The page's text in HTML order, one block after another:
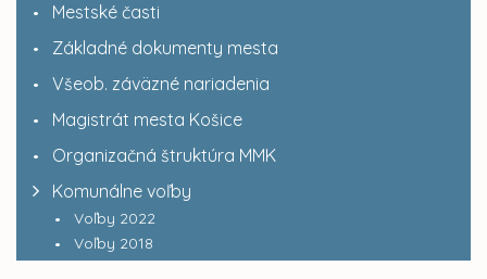
Mestské časti
Základné dokumenty mesta
Všeob. záväzné nariadenia
Magistrát mesta Košice
Organizačná štruktúra MMK
Komunálne voľby
Voľby 2022
Voľby 2018